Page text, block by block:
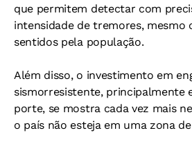
que permitem detectar com
intensidade de tremores, mesmo
sentidos pela população.
Além disso, o investimento em
sismorresistente, principalmente
porte, se mostra cada vez mais
o país não esteja em uma zona